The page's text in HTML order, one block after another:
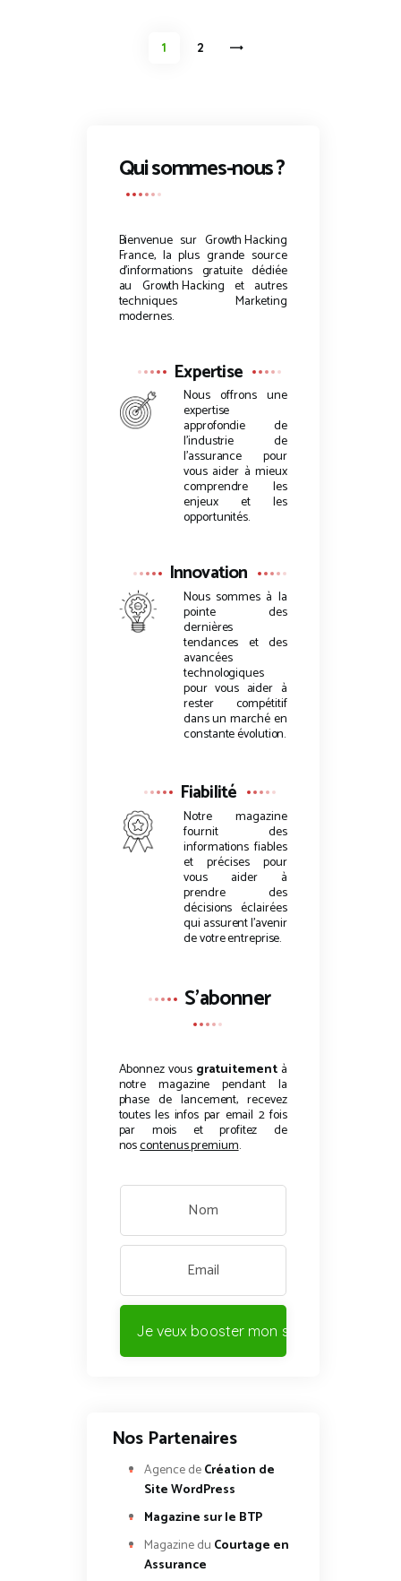
PaginationPAGE
1 PAGE
2
Qui sommes-nous ?
Bienvenue sur Growth Hacking
France, la plus grande source
d’informations gratuite dédiée
au Growth Hacking et autres
techniques Marketing
modernes.
Expertise
Nous offrons une
expertise
approfondie de
l’industrie de
l’assurance pour
vous aider à mieux
comprendre les
enjeux et les
opportunités.
Innovation
Nous sommes à la
pointe des
dernières
tendances et des
avancées
technologiques
pour vous aider à
rester compétitif
dans un marché en
constante évolution.
Fiabilité
Notre magazine
fournit des
informations fiables
et précises pour
vous aider à
prendre des
décisions éclairées
qui assurent l’avenir
de votre entreprise.
S'abonner
Abonnez vous gratuitementà
notre magazine pendant la
phase de lancement, recevez
toutes les infos par email 2 fois
par mois et profitez de
noscontenus premium.
Je veux booster mon site !
Nos Partenaires
Agence deCréation de
Site WordPress
Magazine sur le BTP
Magazine du Courtage en
Assurance